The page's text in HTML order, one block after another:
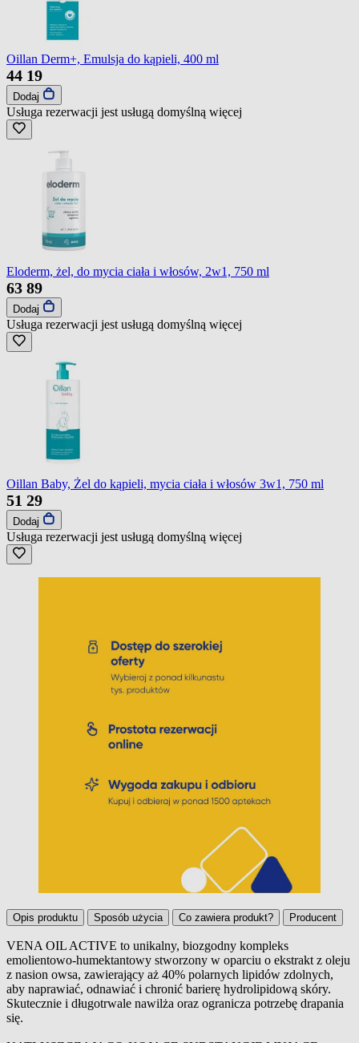
Oillan Derm+, Emulsja do kąpieli, 400 ml
44 19
Dodaj
Usługa rezerwacji jest usługą domyślną więcej
Eloderm, żel, do mycia ciała i włosów, 2w1, 750 ml
63 89
Dodaj
Usługa rezerwacji jest usługą domyślną więcej
Oillan Baby, Żel do kąpieli, mycia ciała i włosów 3w1, 750 ml
51 29
Dodaj
Usługa rezerwacji jest usługą domyślną więcej
Opis produktu Sposób użycia Co zawiera produkt? Producent
Opis produktu
VENA OIL ACTIVE to unikalny, biozgodny kompleks
emolientowo-humektantowy stworzony w oparciu o ekstrakt z oleju
z nasion owsa, zawierający aż 40% polarnych lipidów zdolnych,
aby naprawiać, odnawiać i chronić barierę hydrolipidową skóry.
Skutecznie i długotrwale nawilża oraz ogranicza potrzebę drapania
się.